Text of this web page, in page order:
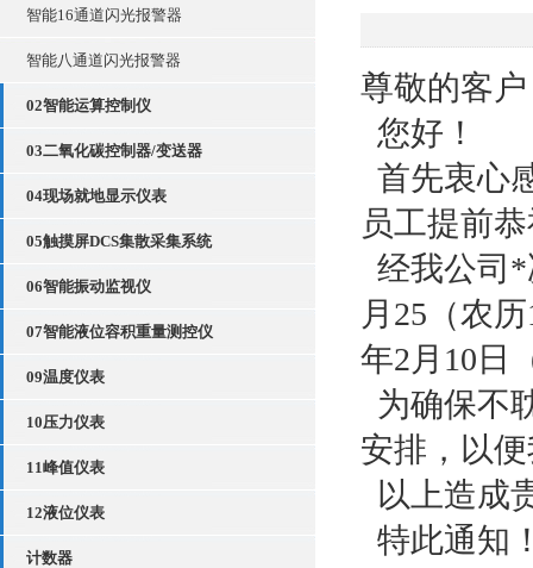
智能16通道闪光报警器
智能八通道闪光报警器
02智能运算控制仪
03二氧化碳控制器/变送器
04现场就地显示仪表
05触摸屏DCS集散采集系统
06智能振动监视仪
07智能液位容积重量测控仪
09温度仪表
10压力仪表
11峰值仪表
12液位仪表
计数器
尊敬的客
您好！
首先衷心
员工提前
经我公司*
月25（农
年2月10日
为确保不
安排，以
以上造成
特此通知